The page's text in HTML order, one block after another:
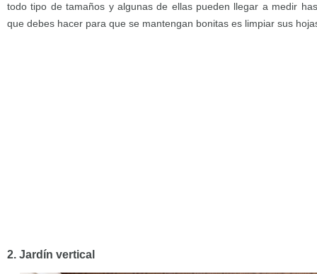
todo tipo de tamaños y algunas de ellas pueden llegar a medir
que debes hacer para que se mantengan bonitas es limpiar sus
2. Jardín vertical